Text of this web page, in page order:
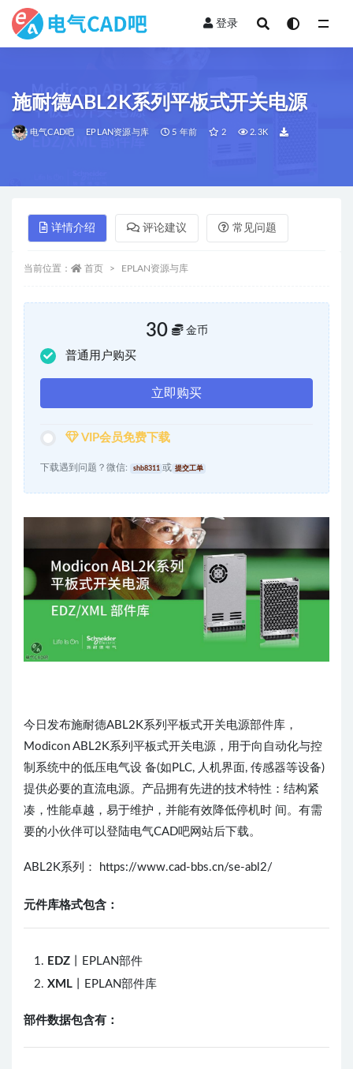
登录
施耐德ABL2K系列平板式开关电源
电气CAD吧 EPLAN资源与库 5 年前 2 2.3K
详情介绍 评论建议 常见问题
当前位置： 首页 EPLAN资源与库
30 金币
普通用户购买
立即购买
VIP会员免费下载
下载遇到问题？微信: shb8311 或 提交工单
今日发布施耐德ABL2K系列平板式开关电源部件库，
Modicon ABL2K系列平板式开关电源，用于向自动化与控
制系统中的低压电气设 备(如PLC, 人机界面, 传感器等设备)
提供必要的直流电源。产品拥有先进的技术特性：结构紧
凑，性能卓越，易于维护，并能有效降低停机时 间。有需
要的小伙伴可以登陆电气CAD吧网站后下载。
ABL2K系列： https://www.cad-bbs.cn/se-abl2/
元件库格式包含：
EDZ 丨EPLAN部件
XML 丨EPLAN部件库
部件数据包含有：